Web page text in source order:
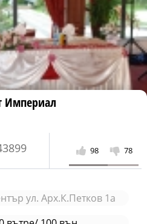
Империал
98 78
ул. Арх.К.Петков 1а